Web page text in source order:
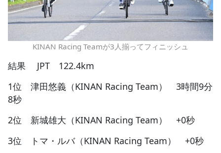
KINAN Racing Teamが3人揃ってフィニッシュ
結果 JPT 122.4km
1位 津田悠義（KINAN Racing Team） 3時間9分
8秒
2位 新城雄大（KINAN Racing Team） +0秒
3位 トマ・ルバ（KINAN Racing Team） +0秒